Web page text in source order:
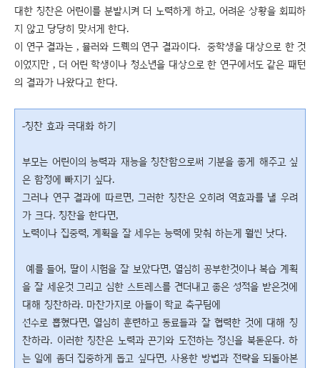
대한 칭찬은 어린이를 분발시켜 더 노력하게 하고, 어려운 상황을 회피하
지 않고 당당히 맞서게 한다.
이 연구 결과는 , 뮬러와 드뤡의 연구 결과이다. 중학생을 대상으로 한 것
이었지만 , 더 어린 학생이나 청소년을 대상으로 한 연구에서도 같은 패턴
의 결과가 나왔다고 한다.
-칭찬 효과 극대화 하기
부모는 어린이의 능력과 재능을 칭찬함으로써 기분을 좋게 해주고 싶
은 함정에 빠지기 싶다.
그러나 연구 결과에 따르면, 그러한 칭찬은 오히려 역효과를 낼 우려
가 크다. 칭찬을 한다면,
노력이나 집중력, 계획을 잘 세우는 능력에 맞춰 하는게 훨씬 낫다.
예를 들어, 딸이 시험을 잘 보았다면, 열심히 공부한것이나 복습 계획
을 잘 세운것 그리고 심한 스트레스를 견더내고 좋은 성적을 받은것에
대해 칭찬하라. 마찬가지로 아들이 학교 축구팀에
선수로 뽑혔다면, 열심히 훈련하고 동료들과 잘 협력한 것에 대해 칭
찬하라. 이러한 칭찬은 노력과 끈기와 도전하는 정신을 북돋운다. 하
는 일에 좀더 집중하게 돕고 싶다면, 사용한 방법과 전략을 되돌아본